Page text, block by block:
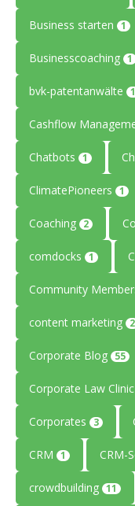
Business starten 1
Businesscoaching 1
bvk-patentanwälte 1
Cashflow
Chatbots 1
ClimatePioneers 1
Coaching 2
comdocks 1
Community
content marketing 2
Corporate Blog 55
Corporate Law Clinic
Corporates 3
CRM 1 CRM-
crowdbuilding 11